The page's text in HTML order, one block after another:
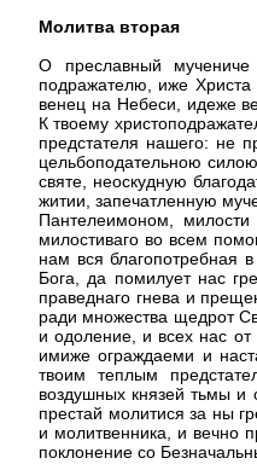
Молитва вторая
О преславный мучениче
подражателю, иже Христа
венец на Небеси, идеже
К твоему
предстателя нашего: не
цельбоподательною
святе, неоскудную
житии, запечатленную
Пантелеимоном,
милостиваго во всем
нам вся благопотребная
Бога, да помилует нас
праведнаго гнева и
ради множества щедрот
и одоление, и всех нас
имиже ограждаеми и
твоим теплым
воздушных князей тьмы и
престай молитися за ны
и молитвенника, и вечно
поклонение со